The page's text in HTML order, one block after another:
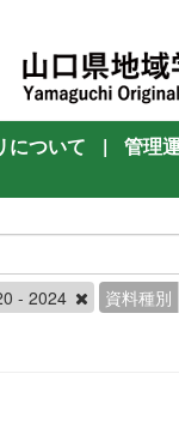
について |
管理
- 2024
資料種別